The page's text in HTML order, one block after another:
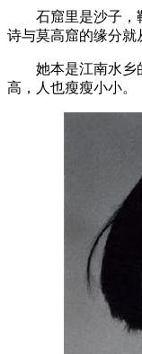
石窟里是沙子，
诗与莫高窟的缘分就
她本是江南水乡
高，人也瘦瘦小小。